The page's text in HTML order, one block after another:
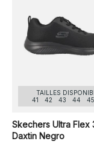
TAILLES
41
42 43 44 45
Skechers Ultra Flex
Daxtin Negro